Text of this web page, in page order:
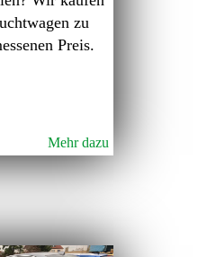
zu
Preis.
Mehr dazu